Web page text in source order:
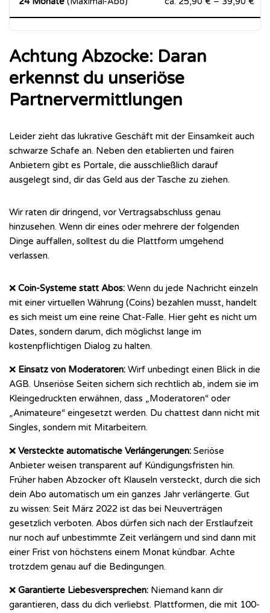
Achtung Abzocke: Daran
erkennst du unseriöse
Partnervermittlungen
Leider zieht das lukrative Geschäft mit der Einsamkeit auch
schwarze Schafe an. Neben den etablierten und fairen
Anbietern gibt es Portale, die ausschließlich darauf
ausgelegt sind, dir das Geld aus der Tasche zu ziehen.
Wir raten dir dringend, vor Vertragsabschluss genau
hinzusehen. Wenn dir eines oder mehrere der folgenden
Dinge auffallen, solltest du die Plattform umgehend
verlassen.
❌ Coin-Systeme statt Abos: Wenn du jede Nachricht einzeln
mit einer virtuellen Währung (Coins) bezahlen musst, handelt
es sich meist um eine reine Chat-Falle. Hier geht es nicht um
Dates, sondern darum, dich möglichst lange im
kostenpflichtigen Dialog zu halten.
❌ Einsatz von Moderatoren: Wirf unbedingt einen Blick in die
AGB. Unseriöse Seiten sichern sich rechtlich ab, indem sie im
Kleingedruckten erwähnen, dass „Moderatoren“ oder
„Animateure“ eingesetzt werden. Du chattest dann nicht mit
Singles, sondern mit Mitarbeitern.
❌ Versteckte automatische Verlängerungen: Seriöse
Anbieter weisen transparent auf Kündigungsfristen hin.
Früher haben Abzocker oft Klauseln versteckt, durch die sich
dein Abo automatisch um ein ganzes Jahr verlängerte. Gut
zu wissen: Seit März 2022 ist das bei Neuverträgen
gesetzlich verboten. Abos dürfen sich nach der Erstlaufzeit
nur noch auf unbestimmte Zeit verlängern und sind dann mit
einer Frist von höchstens einem Monat kündbar. Achte
trotzdem genau auf die Bedingungen.
❌ Garantierte Liebesversprechen: Niemand kann dir
garantieren, dass du dich verliebst. Plattformen, die mit 100-